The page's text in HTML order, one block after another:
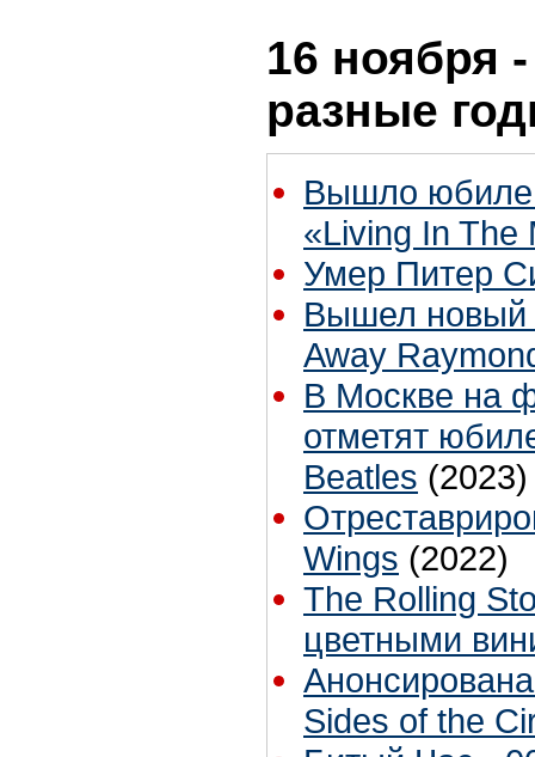
16 ноября
разные
Вышло
«Living In The
Умер Питер
Вышел новый
Away
В Москве на
отметят
Beatles (2023)
Wings (2022)
The Rolling
цветными
Sides of the